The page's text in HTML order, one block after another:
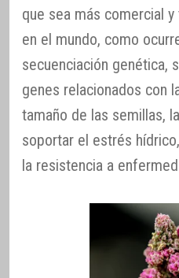
que sea más comercial
en el mundo, como
secuenciación genética,
genes relacionados con
tamaño de las semillas,
soportar el estrés
la resistencia a